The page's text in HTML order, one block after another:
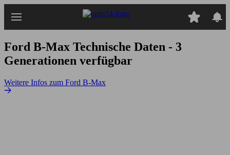
Hauptinhalt
Ford B-Max Technische Daten - 3
Generationen verfügbar
Weitere Infos zum Ford B-Max